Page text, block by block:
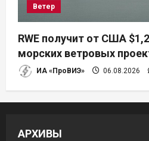
Ветер
RWE получит от США
морских ветровых
ИА «ПроВИЭ» 06.08.2026
АРХИВЫ